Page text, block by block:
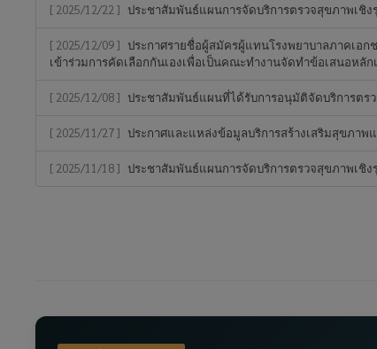
[ 2025/12/22 ] ประชาสัมพันธ์แผนการจัดบริการตรวจสุขภาพเชิ
[ 2025/12/09 ] ประกาศรายชื่อผู้สมัครผู้แทนโรงพยาบาลภาคเอ
เข้าร่วมการคัดเลือกกันเองเพื่อเป็นคณะทำงานจัดทำข้อเสนอห
[ 2025/12/08 ] ประชาสัมพันธ์แผนที่ได้รับการอนุมัติจัดบริการตร
[ 2025/11/27 ] ประกาศและแหล่งข้อมูลบริการสร้างเสริมสุขภาพ
[ 2025/11/18 ] ประชาสัมพันธ์แผนการจัดบริการตรวจสุขภาพเชิ